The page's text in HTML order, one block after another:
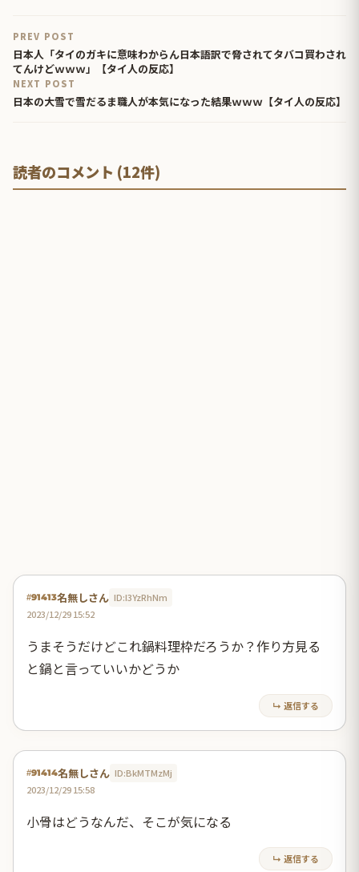
PREV POST
日本人「タイのガキに意味わからん日本語訳で脅されてタバコ買わされ
てんけどｗｗｗ」【タイ人の反応】
NEXT POST
日本の大雪で雪だるま職人が本気になった結果ｗｗｗ【タイ人の反応】
読者のコメント (12件)
#91413名無しさん ID:I3YzRhNm
2023/12/29 15:52
うまそうだけどこれ鍋料理枠だろうか？作り方見る
と鍋と言っていいかどうか
↳ 返信する
#91414名無しさん ID:BkMTMzMj
2023/12/29 15:58
小骨はどうなんだ、そこが気になる
↳ 返信する